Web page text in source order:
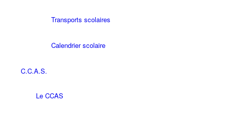
Transports scolaires
Calendrier scolaire
C.C.A.S.
Le CCAS